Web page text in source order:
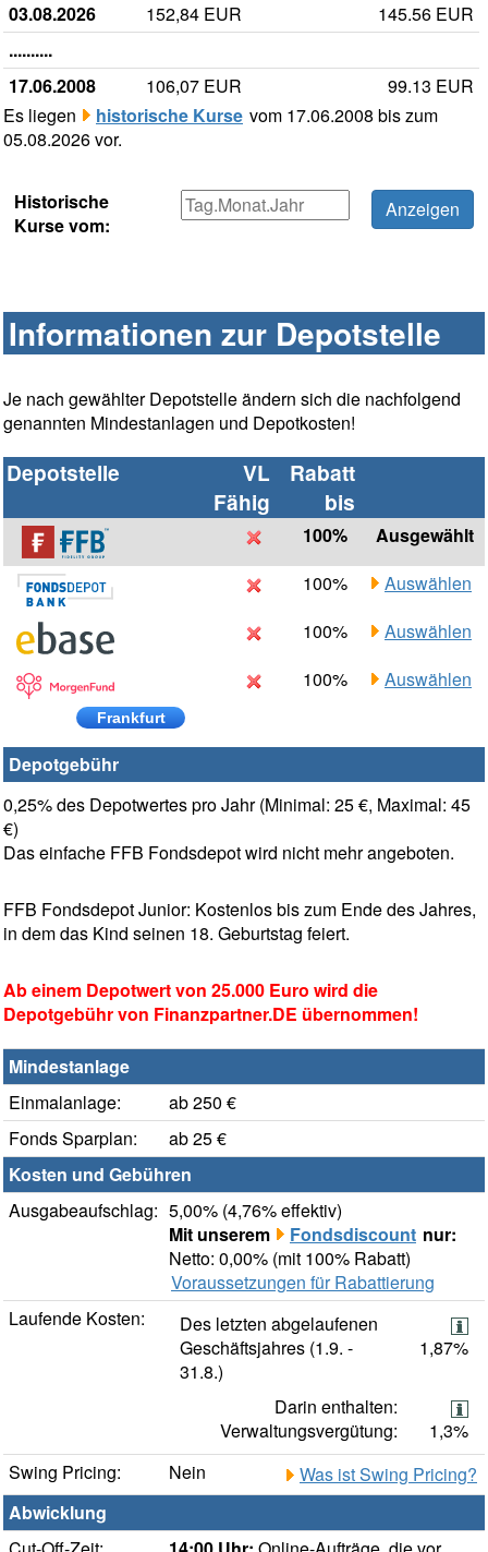
03.08.2026
152,84 EUR
145.56 EUR
..........
17.06.2008
106,07 EUR
99.13 EUR
Es liegen
historische Kurse vom 17.06.2008 bis zum
05.08.2026 vor.
Historische
Kurse vom:
Informationen zur Depotstelle
Je nach gewählter Depotstelle ändern sich die nachfolgend
genannten Mindestanlagen und Depotkosten!
Depotstelle
VL
Fähig
Rabatt
bis
100%
Ausgewählt
100%
Auswählen
100%
Auswählen
Frankfurt
100% Auswählen
Depotgebühr
0,25% des Depotwertes pro Jahr (Minimal: 25 €, Maximal: 45
€)
Das einfache FFB Fondsdepot wird nicht mehr angeboten.
FFB Fondsdepot Junior: Kostenlos bis zum Ende des Jahres,
in dem das Kind seinen 18. Geburtstag feiert.
Ab einem Depotwert von 25.000 Euro wird die
Depotgebühr von Finanzpartner.DE übernommen!
Mindestanlage
Einmalanlage:
ab 250 €
Fonds Sparplan:
ab 25 €
Kosten und Gebühren
Ausgabeaufschlag: 5,00% (4,76% effektiv)
Mit unserem
Fondsdiscount nur:
Netto: 0,00% (mit 100% Rabatt)
Voraussetzungen für Rabattierung
Laufende Kosten:
Des letzten abgelaufenen
Geschäftsjahres (1.9. -
31.8.)
1,87%
Darin enthalten:
Verwaltungsvergütung:
1,3%
Swing Pricing:
Nein
Was ist Swing Pricing?
Abwicklung